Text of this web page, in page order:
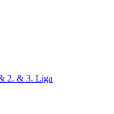
2. & 3. Liga